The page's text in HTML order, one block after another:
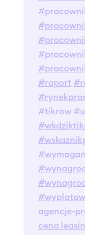
#raport
#tikrow
agencje-
cena